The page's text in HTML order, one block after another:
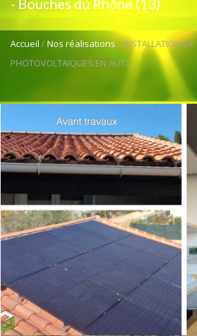
- Bouches du Rhône (13)
Accueil /Nos réalisations/ INSTALLATION DE
PHOTOVOLTAIQUES EN AUT...